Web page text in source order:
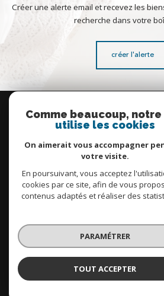
Créer une alerte email et recevez les
recherche dans votre
créer l'alerte
espace
© 2026 | Tous droits réservés | Traduction
Nos honoraires
Comme beaucoup,
utilise les cookies
On aimerait vous accompagner
votre visite.
En poursuivant, vous acceptez
cookies par ce site, afin de vous
contenus adaptés et réaliser des
PARAMÉTRER
TOUT ACCEPTER